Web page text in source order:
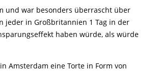
und war besonders überrascht über
jeder in Großbritannien 1 Tag in der
haben würde, als würde
Amsterdam eine Torte in Form von